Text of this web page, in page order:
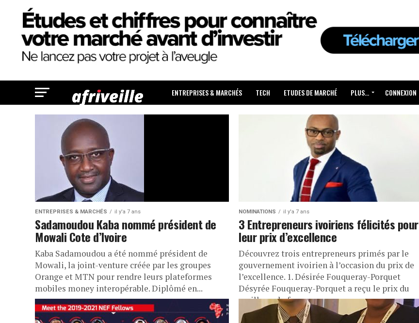
ENTREPRISES & MARCHÉS TECH ETUDES DE MARCHÉ PLUS… CONNEXION
ENTREPRISES & MARCHÉS il y'a 7 ans
Sadamoudou Kaba nommé président de
Mowali Cote d’Ivoire
Kaba Sadamoudou a été nommé président de
Mowali, la joint-venture créée par les groupes
Orange et MTN pour rendre leurs plateformes
mobiles money interopérable. Diplômé en...
NOMINATIONS il y'a 7 ans
3 Entrepreneurs ivoiriens félicités pour
leur prix d’excellence
Découvrez trois entrepreneurs primés par le
gouvernement ivoirien à l’occasion du prix de
l’excellence. 1. Désirée Fouqueray-Porquet
Désyrée Fouqueray-Porquet a reçu le prix du
meilleur chef...